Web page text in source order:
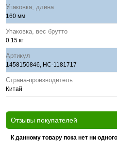
Упаковка, длина
160 мм
Упаковка, вес брутто
0.15 кг
Артикул
1458150846, НС-1181717
Страна-производитель
Китай
Отзывы покупателей
К данному товару пока нет ни